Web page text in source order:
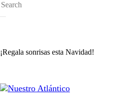
¡Regala sonrisas esta Navidad!